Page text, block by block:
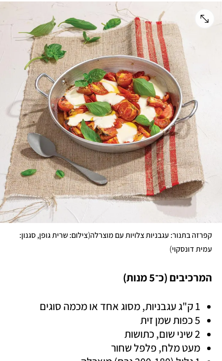
קפרזה בתנור: עגבניות צלויות עם מוצרלה(
עמית דונסקוי)
המרכיבים (כ־5 מנות)
1 ק"ג עגבניות, מסוג אחד או מכמה סוגים
5 כפות שמן זית
2 שיני שום, כתושות
מעט מלח, פלפל שחור